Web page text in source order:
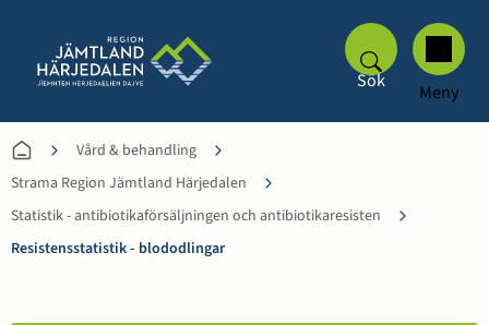
Sök Meny
Vård & behandling
Strama Region Jämtland Härjedalen
Statistik - antibiotika­försäljningen och antibiotika­resisten
Resistensstatistik - blododlingar